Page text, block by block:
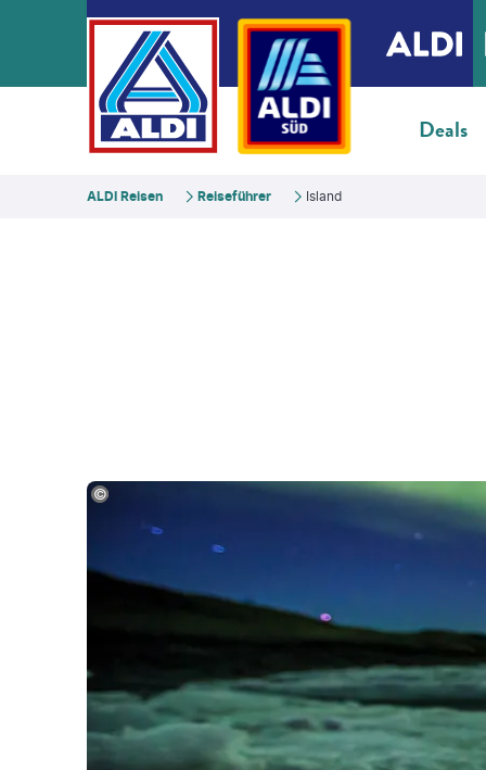
Deals
ALDI Reisen Reiseführer Island
©f11photo-stock.adobe.com